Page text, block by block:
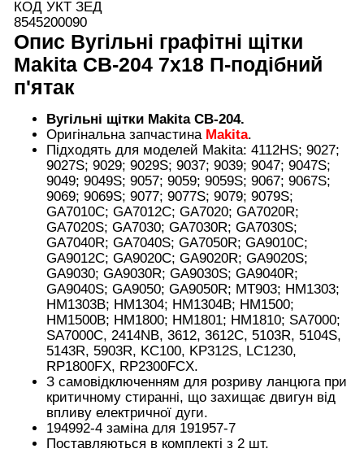
КОД УКТ ЗЕД
8545200090
Опис Вугільні графітні щітки
Makita CB-204 7х18 П-подібний
п'ятак
Вугільні щітки Makita CB-204.
Оригінальна запчастина Makita.
Підходять для моделей Makita: 4112HS; 9027;
9027S; 9029; 9029S; 9037; 9039; 9047; 9047S;
9049; 9049S; 9057; 9059; 9059S; 9067; 9067S;
9069; 9069S; 9077; 9077S; 9079; 9079S;
GA7010C; GA7012C; GA7020; GA7020R;
GA7020S; GA7030; GA7030R; GA7030S;
GA7040R; GA7040S; GA7050R; GA9010C;
GA9012C; GA9020C; GA9020R; GA9020S;
GA9030; GA9030R; GA9030S; GA9040R;
GA9040S; GA9050; GA9050R; MT903; HM1303;
HM1303B; HM1304; HM1304B; HM1500;
HM1500B; HM1800; HM1801; HM1810; SA7000;
SA7000C, 2414NB, 3612, 3612C, 5103R, 5104S,
5143R, 5903R, KC100, KP312S, LC1230,
RP1800FX, RP2300FCX.
З самовідключенням для розриву ланцюга при
критичному стиранні, що захищає двигун від
впливу електричної дуги.
194992-4 заміна для 191957-7
Поставляються в комплекті з 2 шт.